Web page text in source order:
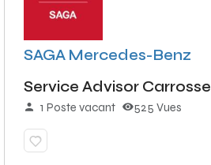
SAGA Mercedes-Benz
Service Advisor
1 Poste vacant 525 Vues